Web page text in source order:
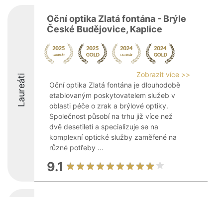
Laureáti
Oční optika Zlatá fontána - Brýle
České Budějovice, Kaplice
Zobrazit více >>
Oční optika Zlatá fontána je dlouhodobě
etablovaným poskytovatelem služeb v
oblasti péče o zrak a brýlové optiky.
Společnost působí na trhu již více než
dvě desetiletí a specializuje se na
komplexní optické služby zaměřené na
různé potřeby ...
9.1